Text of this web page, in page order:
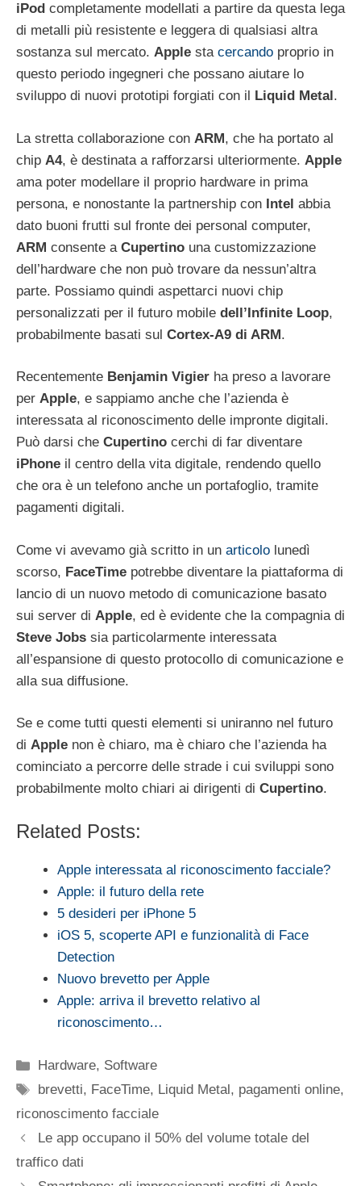
iPod completamente modellati a partire da questa lega
di metalli più resistente e leggera di qualsiasi altra
sostanza sul mercato. Apple sta cercando proprio in
questo periodo ingegneri che possano aiutare lo
sviluppo di nuovi prototipi forgiati con il
Liquid Metal .
La stretta collaborazione con ARM, che ha portato al
chip A4, è destinata a rafforzarsi ulteriormente. Apple
ama poter modellare il proprio hardware in prima
persona, e nonostante la partnership con Intel abbia
dato buoni frutti sul fronte dei personal computer,
ARM consente a Cupertino una customizzazione
dell’hardware che non può trovare da nessun’altra
parte. Possiamo quindi aspettarci nuovi chip
personalizzati per il futuro mobile dell’Infinite Loop,
probabilmente basati sul Cortex-A9 di ARM.
Recentemente Benjamin Vigier ha preso a lavorare
per Apple, e sappiamo anche che l’azienda è
interessata al riconoscimento delle impronte digitali.
Può darsi che Cupertino cerchi di far diventare
iPhone il centro della vita digitale, rendendo quello
che ora è un telefono anche un portafoglio, tramite
pagamenti digitali.
Come vi avevamo già scritto in un articolo lunedì
scorso, FaceTime potrebbe diventare la piattaforma di
lancio di un nuovo metodo di comunicazione basato
sui server di Apple, ed è evidente che la compagnia di
Steve Jobs sia particolarmente interessata
all’espansione di questo protocollo di comunicazione e
alla sua diffusione.
Se e come tutti questi elementi si uniranno nel futuro
di Apple non è chiaro, ma è chiaro che l’azienda ha
cominciato a percorre delle strade i cui sviluppi sono
probabilmente molto chiari ai dirigenti di Cupertino.
Related Posts:
Apple interessata al riconoscimento facciale?
Apple: il futuro della rete
5 desideri per iPhone 5
iOS 5, scoperte API e funzionalità di Face
Detection
Nuovo brevetto per Apple
Apple: arriva il brevetto relativo al
riconoscimento…
Categorie
Hardware, Software
Tag
brevetti, FaceTime, Liquid Metal , pagamenti online,
riconoscimento facciale
Le app occupano il 50% del volume totale del
traffico dati